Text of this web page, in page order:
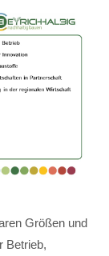
Größen und
Betrieb,